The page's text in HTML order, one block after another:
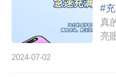
#
真
亮
鼓
2024-07-02